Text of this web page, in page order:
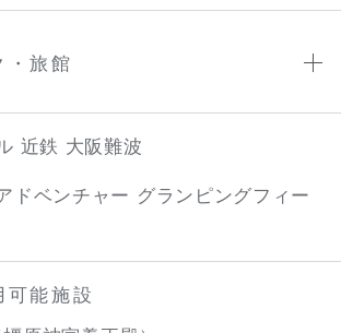
・旅館
近鉄 大阪難波
ドベンチャー グランピングフィー
可能施設